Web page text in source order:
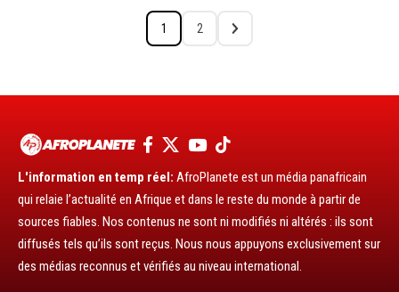
1 2
L'information en temp réel: AfroPlanete est un média panafricain
qui relaie l’actualité en Afrique et dans le reste du monde à partir de
sources fiables. Nos contenus ne sont ni modifiés ni altérés : ils sont
diffusés tels qu’ils sont reçus. Nous nous appuyons exclusivement sur
des médias reconnus et vérifiés au niveau international.